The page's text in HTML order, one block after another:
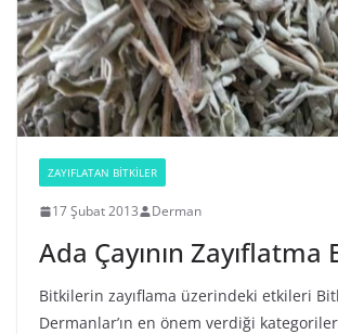
ZAYIFLATAN BİTKİLER
17 Şubat 2013 Derman
Ada Çayının Zayıflatma
Bitkilerin zayıflama üzerindeki etkileri
Dermanlar’ın en önem verdiği